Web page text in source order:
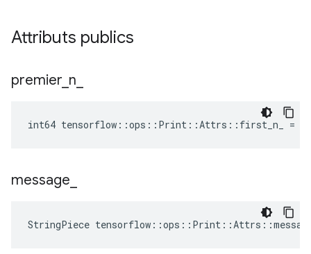
Attributs publics
premier n
int64 tensorflow::ops::Print::Attrs::first_n_ = -1
message
StringPiece